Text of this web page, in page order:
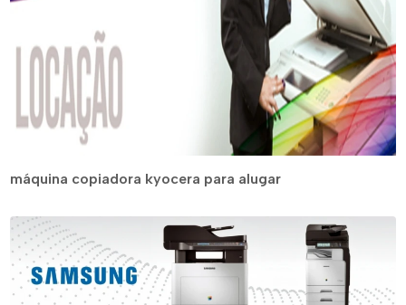
máquina copiadora kyocera para alugar